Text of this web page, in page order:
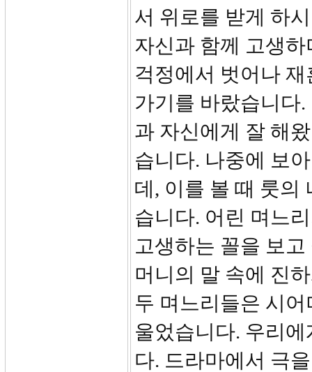
서 위로를 받게 하
자신과 함께 고생
걱정에서 벗어나
가기를 바랐습니다
과 자신에게 잘 해
습니다. 나중에 보
데, 이를 볼 때 룻의
습니다. 어린 며느
고생하는 꼴을 보
머니의 말 속에 진
두 며느리들은 시
울었습니다. 우리
다. 드라마에서 극